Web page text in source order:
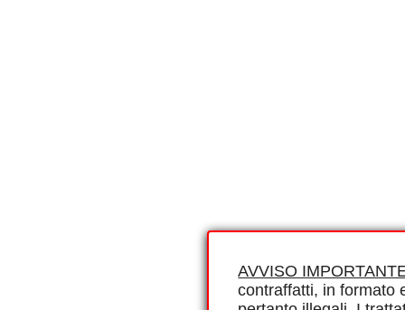
AVVISO
contraffatti, in formato